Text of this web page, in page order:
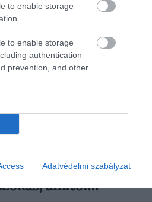
to enable storage
to enable storage
authentication
prevention, and other
Adatvédelmi szabályzat
gyakran hirtelen
pedig a legtöbb
amitől…